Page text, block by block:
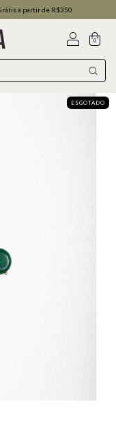
a partir de R$350
0
ESGOTADO